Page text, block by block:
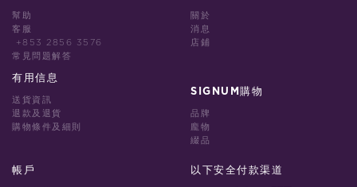
幫助
客服
+853 2856 3576
常見問題解答
有用信息
送貨資訊
退款及退貨
購物條件及細則
關於
消息
店鋪
SIGNUM購物
品牌
龐物
綴品
帳戶 以下安全付款渠道